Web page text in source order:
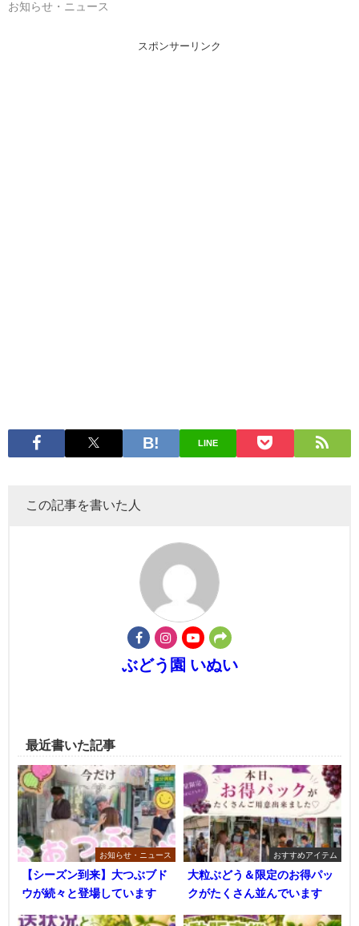
お知らせ・ニュース
スポンサーリンク
LINE
この記事を書いた人
ぶどう園 いぬい
最近書いた記事
お知らせ・ニュース
【シーズン到来】大つぶブド
ウが続々と登場しています
おすすめアイテム
大粒ぶどう＆限定のお得パッ
クがたくさん並んでいます